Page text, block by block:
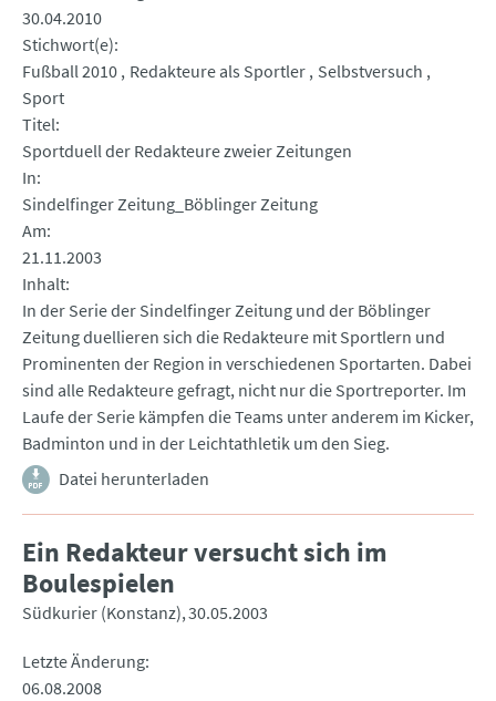
30.04.2010
Stichwort(e)
Fußball 2010 Redakteure als Sportler Selbstversuch
Sport
Titel
Sportduell der Redakteure zweier Zeitungen
In
Sindelfinger Zeitung_Böblinger Zeitung
Am
21.11.2003
Inhalt
In der Serie der Sindelfinger Zeitung und der Böblinger
Zeitung duellieren sich die Redakteure mit Sportlern und
Prominenten der Region in verschiedenen Sportarten. Dabei
sind alle Redakteure gefragt, nicht nur die Sportreporter. Im
Laufe der Serie kämpfen die Teams unter anderem im Kicker,
Badminton und in der Leichtathletik um den Sieg.
Datei herunterladen
Ein Redakteur versucht sich im
Boulespielen
Südkurier (Konstanz) 30.05.2003
Letzte Änderung
06.08.2008